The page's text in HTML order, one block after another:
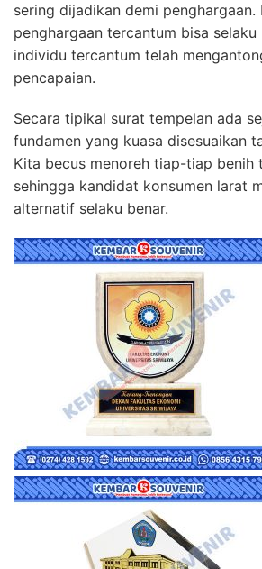
sering dijadikan demi penghargaan.
penghargaan tercantum bisa selaku
individu tercantum telah
pencapaian.
Secara tipikal surat tempelan ada
fundamen yang kuasa disesuaikan
Kita becus menoreh tiap-tiap benih
sehingga kandidat konsumen larat
alternatif selaku benar.